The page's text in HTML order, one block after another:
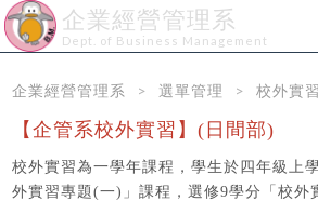
企業經營管理系
Dept. of Business Management
企業經營管理系 選單管理 校外實
【企管系校外實習】(日間
校外實習為一學年課程，學生於四年級上
外實習專題(一)」課程，選修9學分「校外